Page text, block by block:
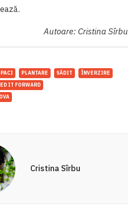
Autoare: Cristina Sîrbu
PLANTARE SĂDIT
ÎNVERZIRE
IT FORWARD
Cristina Sîrbu